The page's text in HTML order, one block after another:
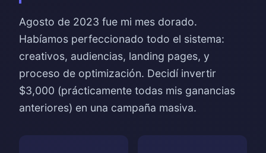
Agosto de 2023 fue mi mes dorado.
Habíamos perfeccionado todo el sistema:
creativos, audiencias, landing pages, y
proceso de optimización. Decidí invertir
$3,000 (prácticamente todas mis ganancias
anteriores) en una campaña masiva.